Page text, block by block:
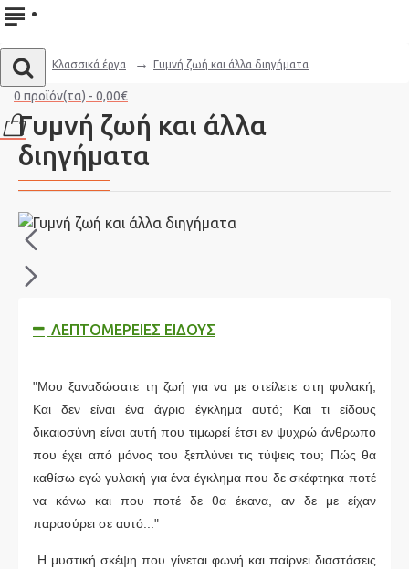
0 προϊόν(τα) - 0,00€
Κλασσικά έργα Γυμνή ζωή και άλλα διηγήματα
Γυμνή ζωή και άλλα
διηγήματα
ΛΕΠΤΟΜΈΡΕΙΕΣ ΕΊΔΟΥΣ
"Μου ξαναδώσατε τη ζωή για να με στείλετε στη φυλακή;
Και δεν είναι ένα άγριο έγκλημα αυτό; Και τι είδους
δικαιοσύνη είναι αυτή που τιμωρεί έτσι εν ψυχρώ άνθρωπο
που έχει από μόνος του ξεπλύνει τις τύψεις του; Πώς θα
καθίσω εγώ γυλακή για ένα έγκλημα που δε σκέφτηκα ποτέ
να κάνω και που ποτέ δε θα έκανα, αν δε με είχαν
παρασύρει σε αυτό..."
Η μυστική σκέψη που γίνεται φωνή και παίρνει διαστάσεις